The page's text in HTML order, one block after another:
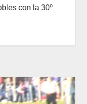
con la 30º